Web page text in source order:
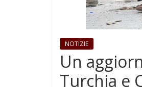
NOTIZIE
Un
Turchia e